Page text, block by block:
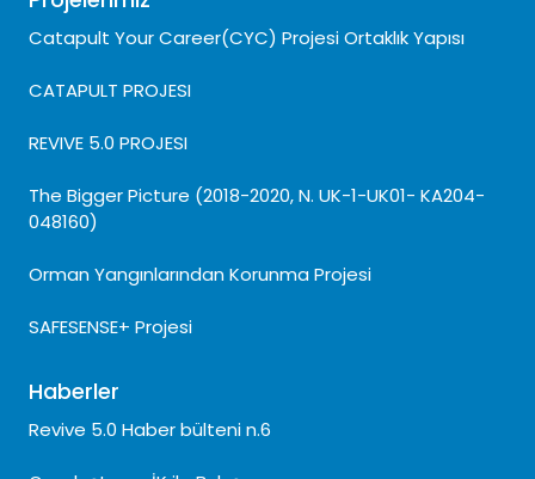
Catapult Your Career(CYC) Projesi Ortaklık Yapısı
CATAPULT PROJESI
REVIVE 5.0 PROJESI
The Bigger Picture (2018-2020, N. UK-1-UK01- KA204-
048160)
Orman Yangınlarından Korunma Projesi
SAFESENSE+ Projesi
Haberler
Revive 5.0 Haber bülteni n.6